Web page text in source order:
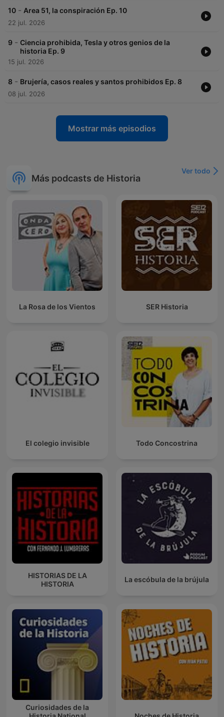
10 - Area 51, la conspiración Ep. 10
22 jul. 2026
9 - Ciencia prohibida, Tesla y otros genios de la
historia Ep. 9
15 jul. 2026
8 - Brujería, casos reales y santos prohibidos Ep. 8
08 jul. 2026
Mostrar más episodios
Más podcasts de Historia
Ver todo
La Rosa de los Vientos SER Historia
El colegio invisible Todo Concostrina
HISTORIAS DE LA
HISTORIA
La escóbula de la brújula
Curiosidades de la